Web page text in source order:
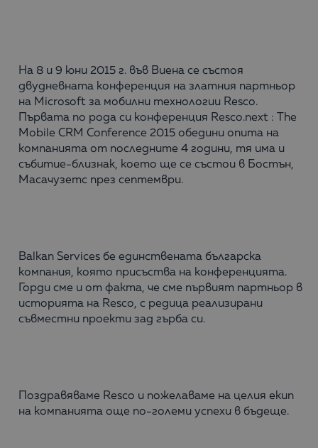
На 8 и 9 юни 2015 г. във Виена се състоя
двудневната конференция на златния партньор
на Microsoft за мобилни технологии Resco.
Първата по рода си конференция Resco.next : The
Mobile CRM Conference 2015 обедини опита на
компанията от последните 4 години, тя има и
събитие-близнак, което ще се състои в Бостън,
Масачузетс през септември.
Balkan Services бе единствената българска
компания, която присъства на конференцията.
Горди сме и от факта, че сме първият партньор в
историята на Resco, с редица реализирани
съвместни проекти зад гърба си.
Поздравяваме Resco и пожелаваме на целия екип
на компанията още по-големи успехи в бъдеще.